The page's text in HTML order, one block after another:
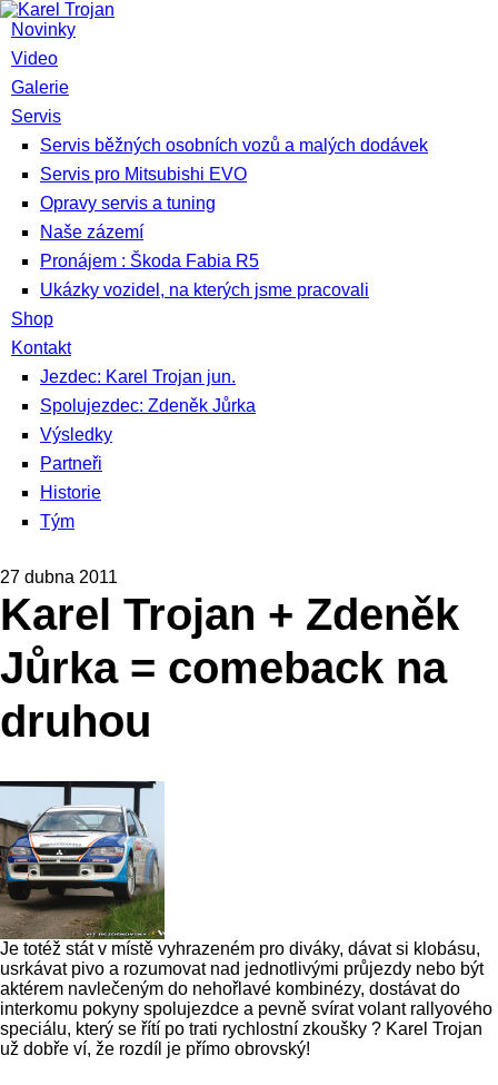
Novinky
Video
Galerie
Servis
Servis běžných osobních vozů a malých dodávek
Servis pro Mitsubishi EVO
Opravy servis a tuning
Naše zázemí
Pronájem : Škoda Fabia R5
Ukázky vozidel, na kterých jsme pracovali
Shop
Kontakt
Jezdec: Karel Trojan jun.
Spolujezdec: Zdeněk Jůrka
Výsledky
Partneři
Historie
Tým
27 dubna 2011
Karel Trojan + Zdeněk
Jůrka = comeback na
druhou
Je totéž stát v místě vyhrazeném pro diváky, dávat si klobásu,
usrkávat pivo a rozumovat nad jednotlivými průjezdy nebo být
aktérem navlečeným do nehořlavé kombinézy, dostávat do
interkomu pokyny spolujezdce a pevně svírat volant rallyového
speciálu, který se řítí po trati rychlostní zkoušky ? Karel Trojan
už dobře ví, že rozdíl je přímo obrovský!